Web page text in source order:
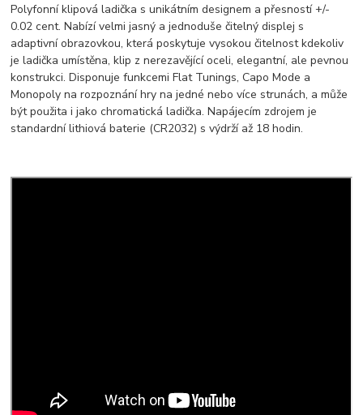
Polyfonní klipová ladička s unikátním designem a přesností +/-
0.02 cent. Nabízí velmi jasný a jednoduše čitelný displej s
adaptivní obrazovkou, která poskytuje vysokou čitelnost kdekoliv
je ladička umístěna, klip z nerezavějící oceli, elegantní, ale pevnou
konstrukci. Disponuje funkcemi Flat Tunings, Capo Mode a
Monopoly na rozpoznání hry na jedné nebo více strunách, a může
být použita i jako chromatická ladička. Napájecím zdrojem je
standardní lithiová baterie (CR2032) s výdrží až 18 hodin.